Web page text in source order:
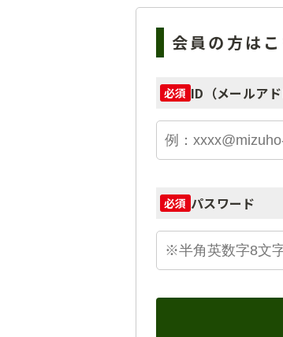
会員の方は
必須 ID（メールアド
必須 パスワード